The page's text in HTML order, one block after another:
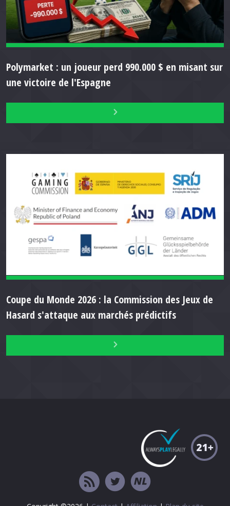
Polymarket : un joueur perd 990.000 $ en misant sur
une victoire de l'Espagne
Coupe du Monde 2026 : la Commission des Jeux de
Hasard s'attaque aux marchés prédictifs